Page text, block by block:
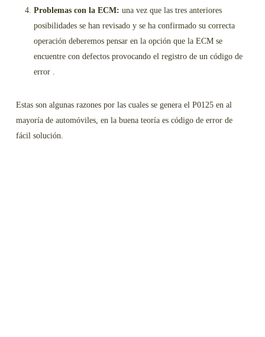
Problemas con la ECM: una vez que las tres anteriores
posibilidades se han revisado y se ha confirmado su correcta
operación deberemos pensar en la opción que la ECM se
encuentre con defectos provocando el registro de un código de
error .
Estas son algunas razones por las cuales se genera el P0125 en al
mayoría de automóviles, en la buena teoría es código de error de
fácil solución.